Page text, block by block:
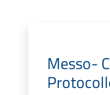
Messo-